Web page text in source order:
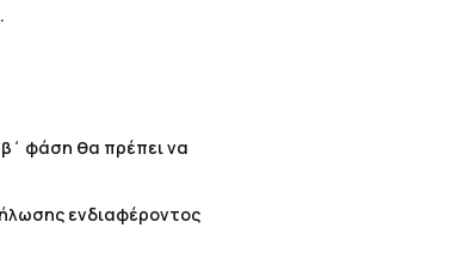
φάση θα πρέπει να
ενδιαφέροντος